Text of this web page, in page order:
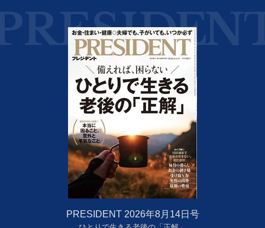
PRESIDENT 2026年8月14日号